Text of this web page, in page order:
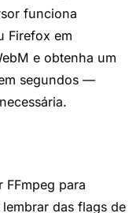
funciona
Firefox em
e obtenha um
segundos —
FFmpeg para
das flags de